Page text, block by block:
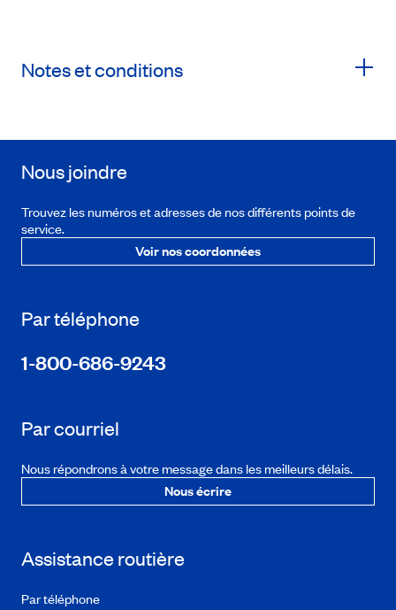
Notes et conditions
Nous joindre
Trouvez les numéros et adresses de nos différents points de
service.
Voir nos coordonnées
Par téléphone
1-800-686-9243
Par courriel
Nous répondrons à votre message dans les meilleurs délais.
Nous écrire
Assistance routière
Par téléphone